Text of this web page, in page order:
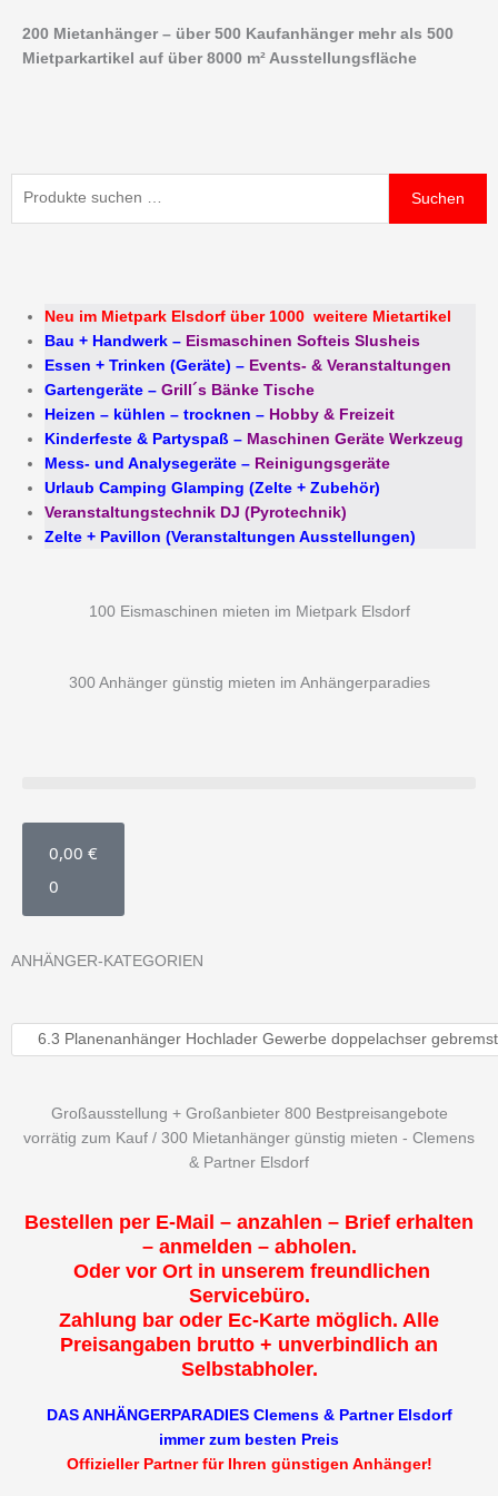
Inhalt
springen
200 Mietanhänger – über 500 Kaufanhänger mehr als 500
Mietparkartikel auf über 8000 m² Ausstellungsfläche
Suchen
Neu im Mietpark Elsdorf über 1000 weitere Mietartikel
Bau + Handwerk – Eismaschinen Softeis Slusheis
Essen + Trinken (Geräte) – Events- & Veranstaltungen
Gartengeräte – Grill´s Bänke Tische
Heizen – kühlen – trocknen – Hobby & Freizeit
Kinderfeste & Partyspaß – Maschinen Geräte Werkzeug
Mess- und Analysegeräte – Reinigungsgeräte
Urlaub Camping Glamping (Zelte + Zubehör)
Veranstaltungstechnik DJ (Pyrotechnik)
Zelte + Pavillon (Veranstaltungen Ausstellungen)
100 Eismaschinen mieten im Mietpark Elsdorf
300 Anhänger günstig mieten im Anhängerparadies
0,00 €
0
ANHÄNGER-KATEGORIEN
Großausstellung + Großanbieter 800 Bestpreisangebote
vorrätig zum Kauf / 300 Mietanhänger günstig mieten - Clemens
& Partner Elsdorf
Bestellen per E-Mail – anzahlen – Brief erhalten
– anmelden – abholen.
Oder vor Ort in unserem freundlichen
Servicebüro.
Zahlung bar oder Ec-Karte möglich. Alle
Preisangaben brutto + unverbindlich an
Selbstabholer.
DAS ANHÄNGERPARADIES Clemens & Partner Elsdorf
immer zum besten Preis
Offizieller Partner für Ihren günstigen Anhänger!